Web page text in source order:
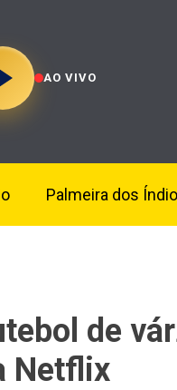
AO VIVO
Palmeira dos
de
Netflix